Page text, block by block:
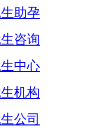
助孕
咨询
中心
机构
公司